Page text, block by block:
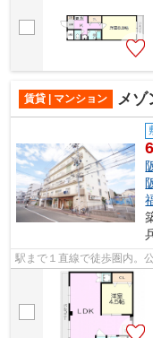
賃貸 | マンション メゾ
駅まで１直線で徒歩圏内。